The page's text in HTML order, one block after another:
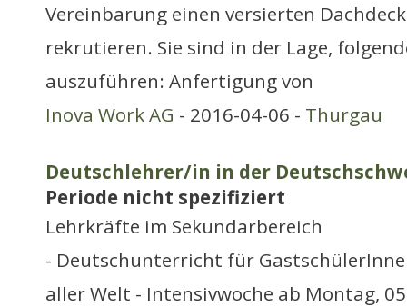
Vereinbarung einen versierten
rekrutieren. Sie sind in der Lage,
auszuführen: Anfertigung von
Inova Work AG - 2016-04-06 - Thurgau
Deutschlehrer/in in der
Periode nicht spezifiziert
Lehrkräfte im Sekundarbereich
- Deutschunterricht für
aller Welt - Intensivwoche ab Montag,